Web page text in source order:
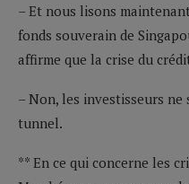
– Et nous lisons
fonds souverain de
affirme que la crise du
– Non, les investisseurs
tunnel.
** En ce qui concerne les